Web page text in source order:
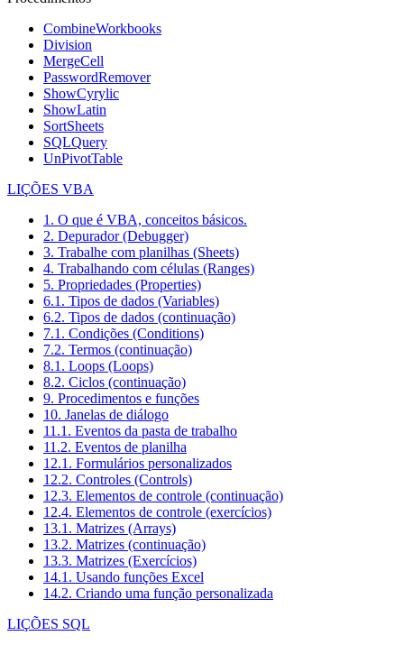
CombineWorkbooks
Division
MergeCell
PasswordRemover
ShowCyrylic
ShowLatin
SortSheets
SQLQuery
UnPivotTable
LIÇÕES VBA
1. O que é VBA, conceitos básicos.
2. Depurador (Debugger)
3. Trabalhe com planilhas (Sheets)
4. Trabalhando com células (Ranges)
5. Propriedades (Properties)
6.1. Tipos de dados (Variables)
6.2. Tipos de dados (continuação)
7.1. Condições (Conditions)
7.2. Termos (continuação)
8.1. Loops (Loops)
8.2. Ciclos (continuação)
9. Procedimentos e funções
10. Janelas de diálogo
11.1. Eventos da pasta de trabalho
11.2. Eventos de planilha
12.1. Formulários personalizados
12.2. Controles (Controls)
12.3. Elementos de controle (continuação)
12.4. Elementos de controle (exercícios)
13.1. Matrizes (Arrays)
13.2. Matrizes (continuação)
13.3. Matrizes (Exercícios)
14.1. Usando funções Excel
14.2. Criando uma função personalizada
LIÇÕES SQL